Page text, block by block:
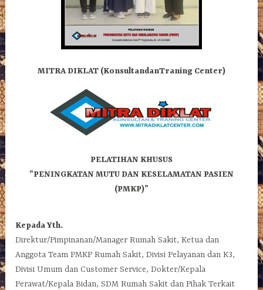
MITRA DIKLAT (KonsultandanTraning Center)
PELATIHAN KHUSUS
“PENINGKATAN MUTU DAN KESELAMATAN PASIEN
(PMKP)”
Kepada Yth.
Direktur/Pimpinanan/Manager Rumah Sakit, Ketua dan
Anggota Team PMKP Rumah Sakit, Divisi Pelayanan dan K3,
Divisi Umum dan Customer Service, Dokter/Kepala
Perawat/Kepala Bidan, SDM Rumah Sakit dan Pihak Terkait